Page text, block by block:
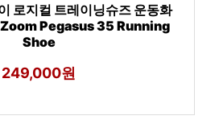
로지컬 트레이닝슈즈 운동화
Pegasus 35 Running
Shoe
249,000원